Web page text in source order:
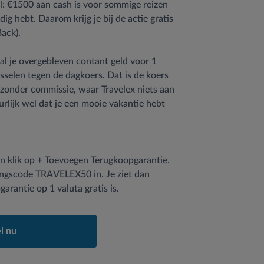
€1500 aan cash is voor sommige reizen
hebt. Daarom krijg je bij de actie gratis
je overgebleven contant geld voor 1
tegen de dagkoers. Dat is de koers
commissie, waar Travelex niets aan
wel dat je een mooie vakantie hebt
klik op + Toevoegen Terugkoopgarantie.
TRAVELEX50 in. Je ziet dan
op 1 valuta gratis is.
nu